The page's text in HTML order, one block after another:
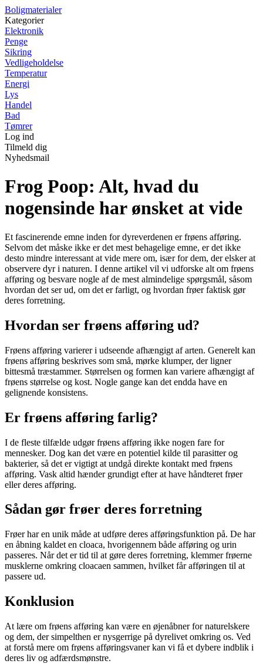
Boligmaterialer
Kategorier
Elektronik
Penge
Sikring
Vedligeholdelse
Temperatur
Energi
Lys
Handel
Bad
Tømrer
Log ind
Tilmeld dig
Nyhedsmail
Frog Poop: Alt, hvad du
nogensinde har ønsket at vide
Et fascinerende emne inden for dyreverdenen er frøens afføring.
Selvom det måske ikke er det mest behagelige emne, er det ikke
desto mindre interessant at vide mere om, især for dem, der elsker at
observere dyr i naturen. I denne artikel vil vi udforske alt om frøens
afføring og besvare nogle af de mest almindelige spørgsmål, såsom
hvordan det ser ud, om det er farligt, og hvordan frøer faktisk gør
deres forretning.
Hvordan ser frøens afføring ud?
Frøens afføring varierer i udseende afhængigt af arten. Generelt kan
frøens afføring beskrives som små, mørke klumper, der ligner
bittesmå træstammer. Størrelsen og formen kan variere afhængigt af
frøens størrelse og kost. Nogle gange kan det endda have en
gelignende konsistens.
Er frøens afføring farlig?
I de fleste tilfælde udgør frøens afføring ikke nogen fare for
mennesker. Dog kan det være en potentiel kilde til parasitter og
bakterier, så det er vigtigt at undgå direkte kontakt med frøens
afføring. Vask altid hænder grundigt efter at have håndteret frøer
eller deres afføring.
Sådan gør frøer deres forretning
Frøer har en unik måde at udføre deres afføringsfunktion på. De har
en åbning kaldet en cloaca, hvorigennem både afføring og urin
passeres. Når det er tid til at gøre deres forretning, klemmer frøerne
musklerne omkring cloacaen sammen, hvilket får afføringen til at
passere ud.
Konklusion
At lære om frøens afføring kan være en øjenåbner for naturelskere
og dem, der simpelthen er nysgerrige på dyrelivet omkring os. Ved
at forstå mere om frøens afføringsvaner kan vi få et dybere indblik i
deres liv og adfærdsmønstre.